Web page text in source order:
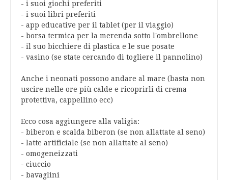
- i suoi giochi preferiti
- i suoi libri preferiti
- app educative per il tablet (per il viaggio)
- borsa termica per la merenda sotto l'ombrellone
- il suo bicchiere di plastica e le sue posate
- vasino (se state cercando di togliere il pannolino)
Anche i neonati possono andare al mare (basta non
uscire nelle ore più calde e ricoprirli di crema
protettiva, cappellino ecc)
Ecco cosa aggiungere alla valigia:
- biberon e scalda biberon (se non allattate al seno)
- latte artificiale (se non allattate al seno)
- omogeneizzati
- ciuccio
- bavaglini